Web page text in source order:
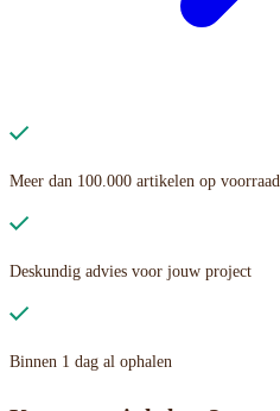
Meer dan 100.000 artikelen op voorraad
Deskundig advies voor jouw project
Binnen 1 dag al ophalen